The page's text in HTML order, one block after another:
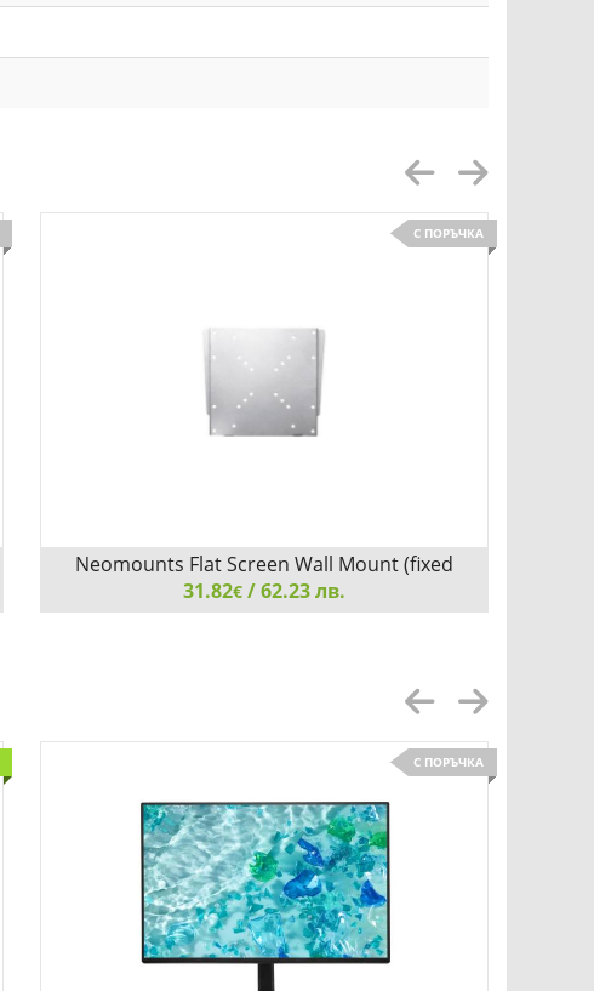
С ПОРЪЧКА
Детайли Сравни
Neomounts Flat Screen Wall Mount (fixed
31.82€ / 62.23 лв.
С ПОРЪЧКА